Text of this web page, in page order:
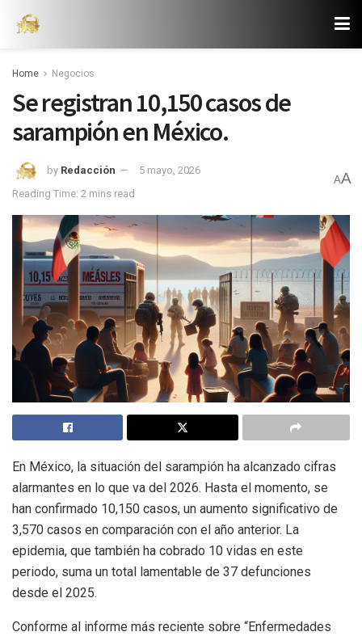
Home Negocios
Se registran 10,150 casos de
sarampión en México.
by Redacción
5 mayo, 2026
Reading Time: 2 mins read
AA
En México, la situación del sarampión ha alcanzado cifras
alarmantes en lo que va del 2026. Hasta el momento, se
han confirmado 10,150 casos, un aumento significativo de
3,570 casos en comparación con el año anterior. La
epidemia, que también ha cobrado 10 vidas en este
periodo, suma un total lamentable de 37 defunciones
desde el 2025.
Conforme al informe más reciente sobre “Enfermedades